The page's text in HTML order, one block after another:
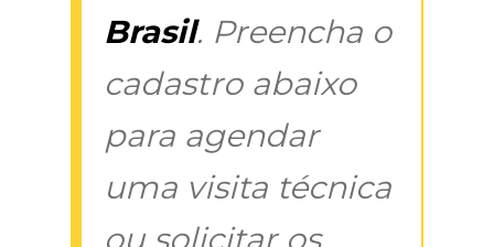
Brasil. Preencha o
cadastro abaixo
para agendar
uma visita técnica
ou solicitar os